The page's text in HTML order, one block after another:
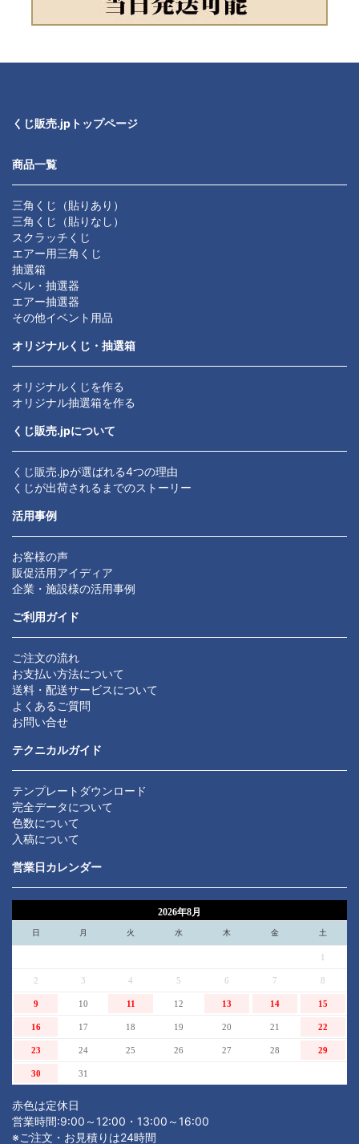
くじ販売.jpトップページ
商品一覧
三角くじ（貼りあり）
三角くじ（貼りなし）
スクラッチくじ
エアー用三角くじ
抽選箱
ベル・抽選器
エアー抽選器
その他イベント用品
オリジナルくじ・抽選箱
オリジナルくじを作る
オリジナル抽選箱を作る
くじ販売.jpについて
くじ販売.jpが選ばれる4つの理由
くじが出荷されるまでのストーリー
活用事例
お客様の声
販促活用アイディア
企業・施設様の活用事例
ご利用ガイド
ご注文の流れ
お支払い方法について
送料・配送サービスについて
よくあるご質問
お問い合せ
テクニカルガイド
テンプレートダウンロード
完全データについて
色数について
入稿について
営業日カレンダー
2026年8月
日 月 火 水 木 金 土
1
2 3 4 5 6 7 8
9 10 11 12 13 14 15
16 17 18 19 20 21 22
23 24 25 26 27 28 29
30 31
赤色は定休日
営業時間:9:00～12:00・13:00～16:00
※ご注文・お見積りは24時間